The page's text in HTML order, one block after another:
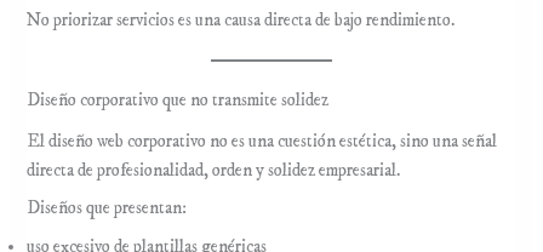
No priorizar servicios es una causa directa de bajo rendimiento.
Diseño corporativo que no transmite solidez
El diseño web corporativo no es una cuestión estética, sino una señal
directa de profesionalidad, orden y solidez empresarial.
Diseños que presentan:
uso excesivo de plantillas genéricas